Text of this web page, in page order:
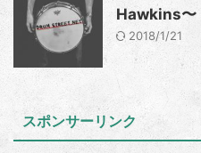
Hawkins〜
2018/1/21
スポンサーリンク